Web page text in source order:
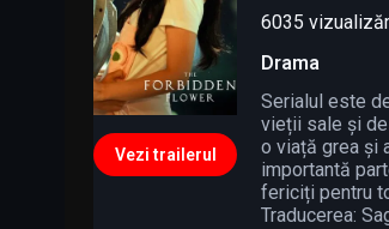
Vezi trailerul
6035
Drama
Serialul este
vieții sale și
o viață grea și
importantă
fericiți pentru
Traducerea: